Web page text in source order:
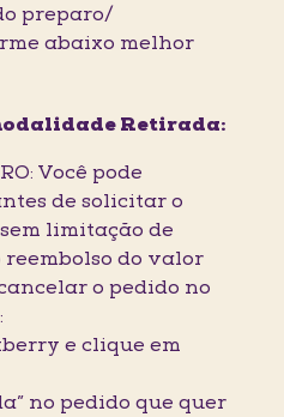
preparo/
abaixo melhor
Retirada:
Você pode
de solicitar o
limitação de
reembolso do valor
o pedido no
e clique em
no pedido que quer